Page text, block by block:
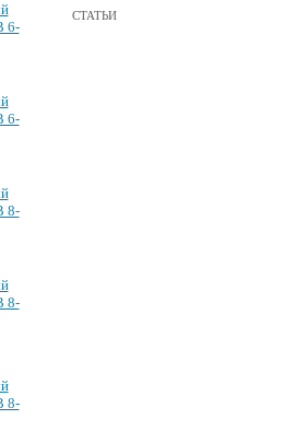
6-
6-
8-
8-
8-
СТАТЬИ